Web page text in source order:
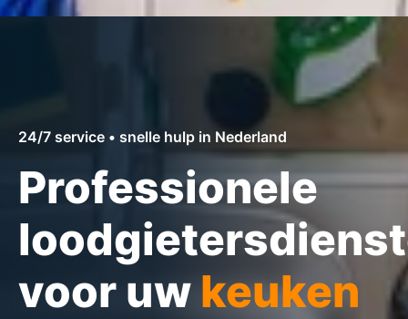
24/7 service • snelle hulp in Nederland
Professionele
voor uw keuken